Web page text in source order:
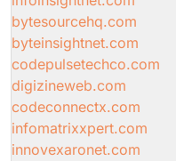
bytesourcehq.com
byteinsightnet.com
codepulsetechco.com
digizineweb.com
codeconnectx.com
infomatrixxpert.com
innovexaronet.com